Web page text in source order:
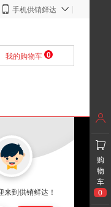
手机供销鲜达
我的购物车 0
来到供销鲜达！
购
物
车
0